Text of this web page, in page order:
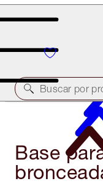
Consigue una brocha
Buscar por
Base